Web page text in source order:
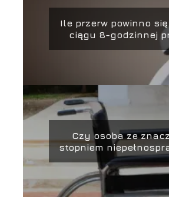
Ile przerw powinno
ciągu 8-godzinnej
Czy osoba ze
stopniem
może